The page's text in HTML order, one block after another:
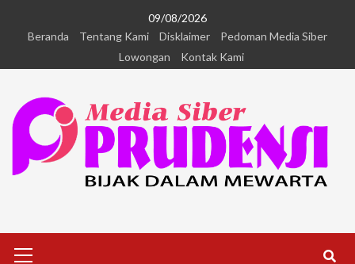
09/08/2026
Beranda
Tentang Kami Disklaimer
Pedoman Media Siber
Lowongan
Kontak Kami